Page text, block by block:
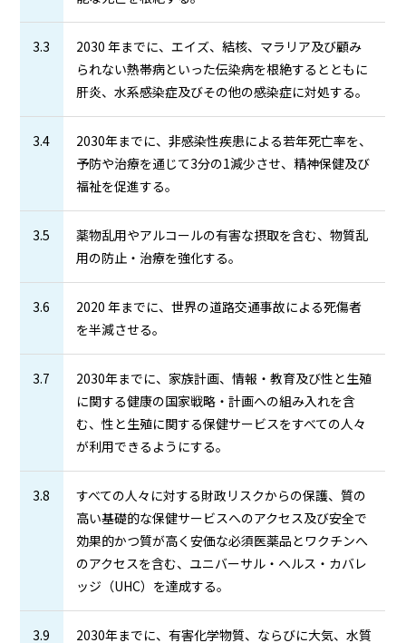
3.3
2030 年までに、エイズ、結核、マラリア及び顧み
られない熱帯病といった伝染病を根絶するとともに
肝炎、水系感染症及びその他の感染症に対処する。
3.4
2030年までに、非感染性疾患による若年死亡率を、
予防や治療を通じて3分の1減少させ、精神保健及び
福祉を促進する。
3.5
薬物乱用やアルコールの有害な摂取を含む、物質乱
用の防止・治療を強化する。
3.6
2020 年までに、世界の道路交通事故による死傷者
を半減させる。
3.7
2030年までに、家族計画、情報・教育及び性と生殖
に関する健康の国家戦略・計画への組み入れを含
む、性と生殖に関する保健サービスをすべての人々
が利用できるようにする。
3.8
すべての人々に対する財政リスクからの保護、質の
高い基礎的な保健サービスへのアクセス及び安全で
効果的かつ質が高く安価な必須医薬品とワクチンへ
のアクセスを含む、ユニバーサル・ヘルス・カバレ
ッジ（UHC）を達成する。
3.9
2030年までに、有害化学物質、ならびに大気、水質